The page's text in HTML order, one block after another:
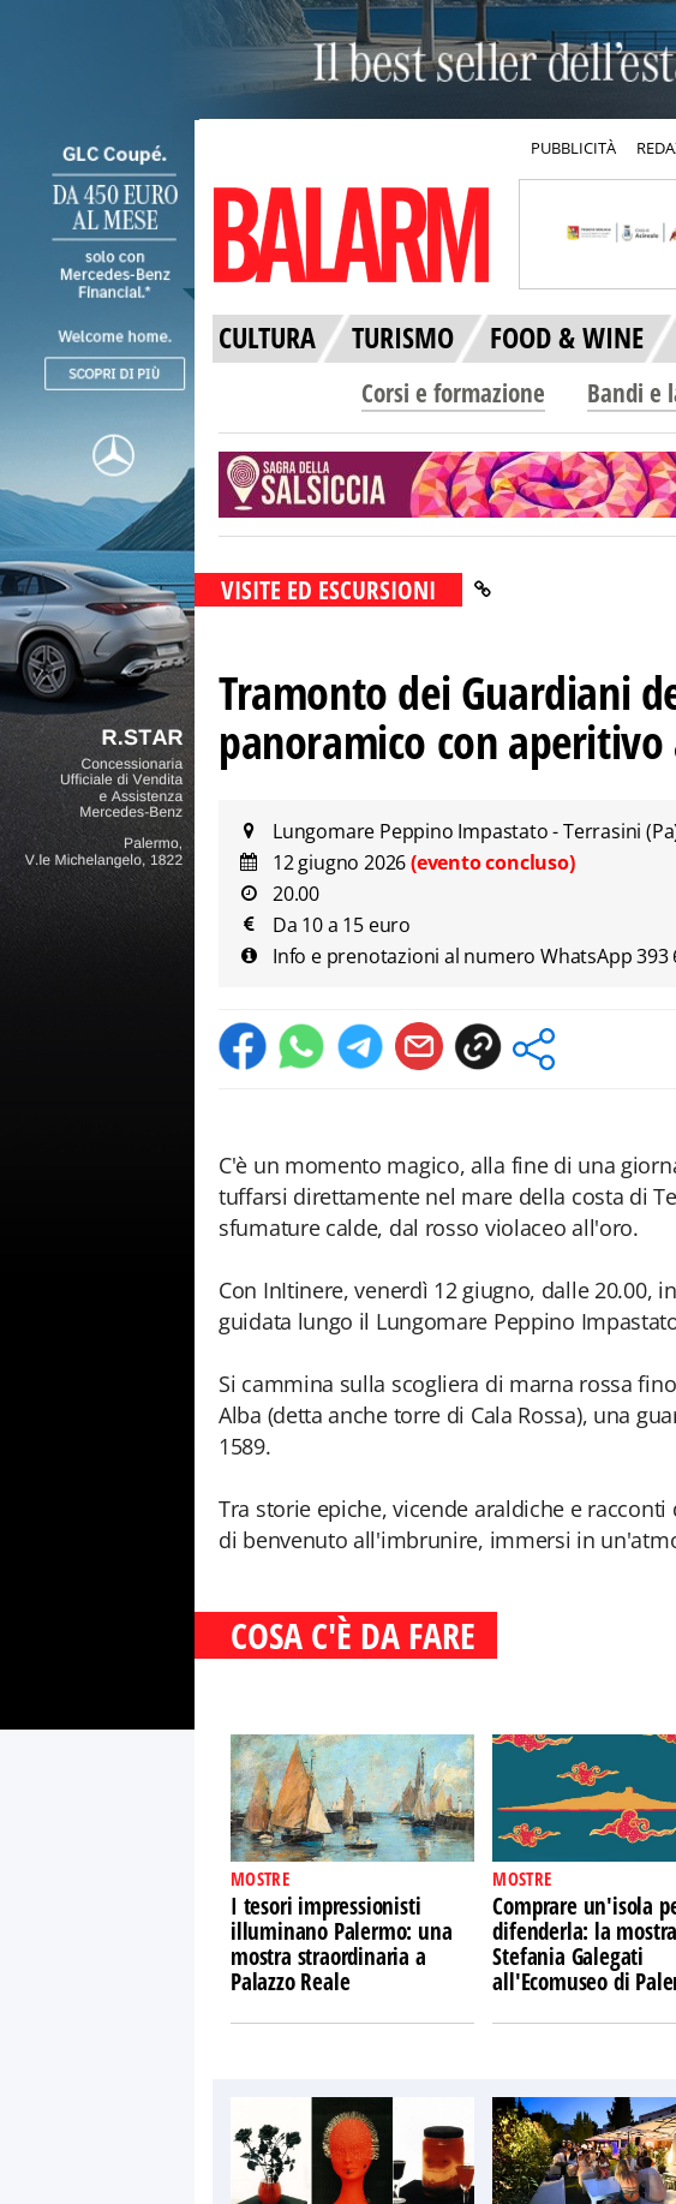
PUBBLICITÀ
CULTURA TURISMO FOOD & WINE
Corsi e formazione Bandi e
VISITE ED ESCURSIONI
Tramonto dei Guardiani
panoramico con aperitivo
Lungomare Peppino Impastato - Terrasini
12 giugno 2026(evento concluso)
20.00
Da 10 a 15 euro
Info e prenotazioni al numero WhatsApp 393
C'è un momento magico, alla fine di una
tuffarsi direttamente nel mare della costa di
sfumature calde, dal rosso violaceo all'oro.
Con InItinere, venerdì 12 giugno, dalle 20.00,
guidata lungo il Lungomare Peppino
Si cammina sulla scogliera di marna rossa
Alba (detta anche torre di Cala Rossa), una
1589.
Tra storie epiche, vicende araldiche e
di benvenuto all'imbrunire, immersi in
COSA C'È DA FARE
MOSTRE
I tesori impressionisti
illuminano Palermo: una
mostra straordinaria a
Palazzo Reale
MOSTRE
Comprare un'isola
difenderla: la
Stefania Galegati
all'Ecomuseo di